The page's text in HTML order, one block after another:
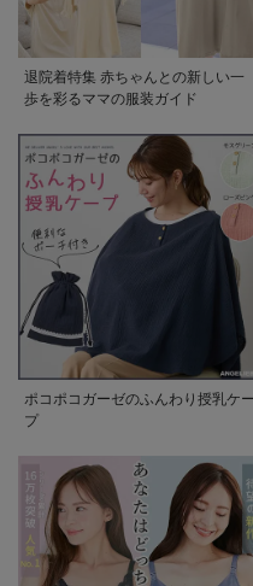
退院着特集 赤ちゃんとの新しい一
歩を彩るママの服装ガイド
ポコポコガーゼのふんわり授乳ケー
プ